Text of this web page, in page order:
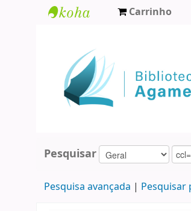
Agamenon
Magalhães
Carrinho
Pesquisar
Pesquisa avançada